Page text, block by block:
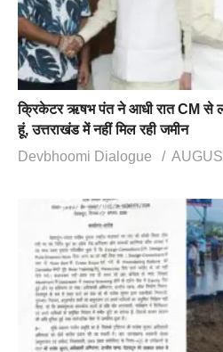
क्रिकेटर ऋषभ पंत ने आधी रात CM से
हूं, उत्तराखंड में नहीं मिल रही जमीन
Devbhoomi Dialogue